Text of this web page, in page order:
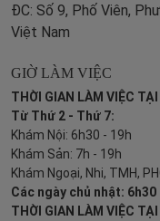
ĐC: Số 9, Phố Viên,
Việt Nam
GIỜ LÀM VIỆC
THỜI GIAN LÀM VIỆC TẠI
Từ Thứ 2 - Thứ 7:
Khám Nội: 6h30 - 19h
Khám Sản: 7h - 19h
Khám Ngoại, Nhi, TMH,
Các ngày chủ nhật: 6h30
THỜI GIAN LÀM VIỆC